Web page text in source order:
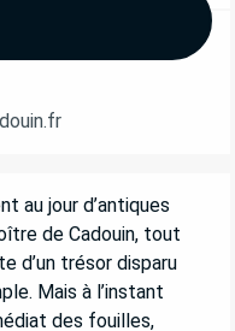
au jour d’antiques
de Cadouin, tout
d’un trésor disparu
Mais à l’instant
des fouilles,